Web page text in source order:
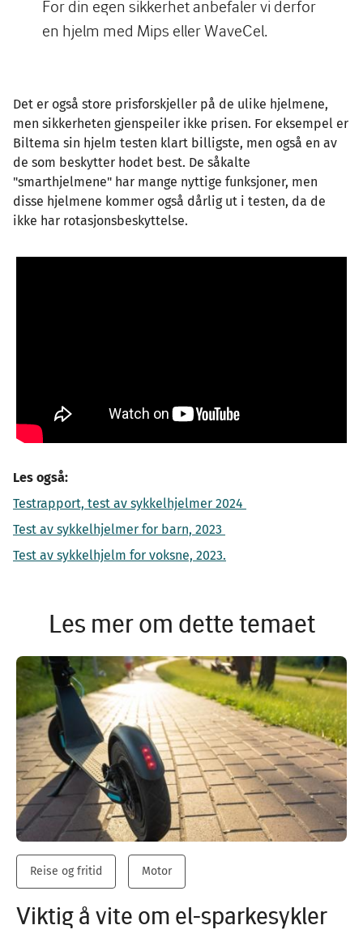
For din egen sikkerhet anbefaler vi derfor
en hjelm med Mips eller WaveCel.
Det er også store prisforskjeller på de ulike hjelmene,
men sikkerheten gjenspeiler ikke prisen. For eksempel er
Biltema sin hjelm testen klart billigste, men også en av
de som beskytter hodet best. De såkalte
"smarthjelmene" har mange nyttige funksjoner, men
disse hjelmene kommer også dårlig ut i testen, da de
ikke har rotasjonsbeskyttelse.
Les også:
Testrapport, test av sykkelhjelmer 2024
Test av sykkelhjelmer for barn, 2023
Test av sykkelhjelm for voksne, 2023.
Les mer om dette temaet
Reise og fritid Motor
Viktig å vite om el-sparkesykler